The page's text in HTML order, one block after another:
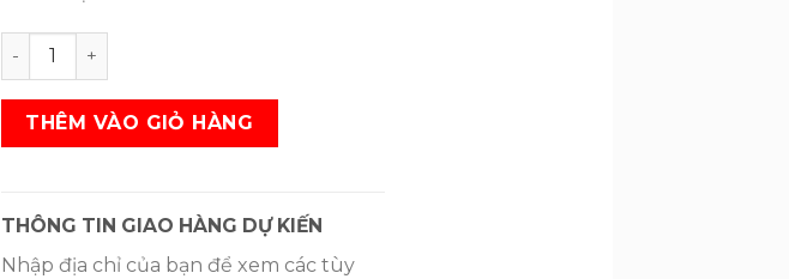
Máy lạnh Aqua Inverter 1.5 HP AQA-KCRV13TK SL
THÊM VÀO GIỎ HÀNG
THÔNG TIN GIAO HÀNG DỰ KIẾN
Nhập địa chỉ của bạn để xem các tùy